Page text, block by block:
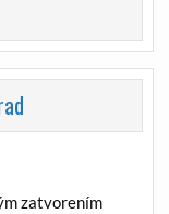
zatvorením